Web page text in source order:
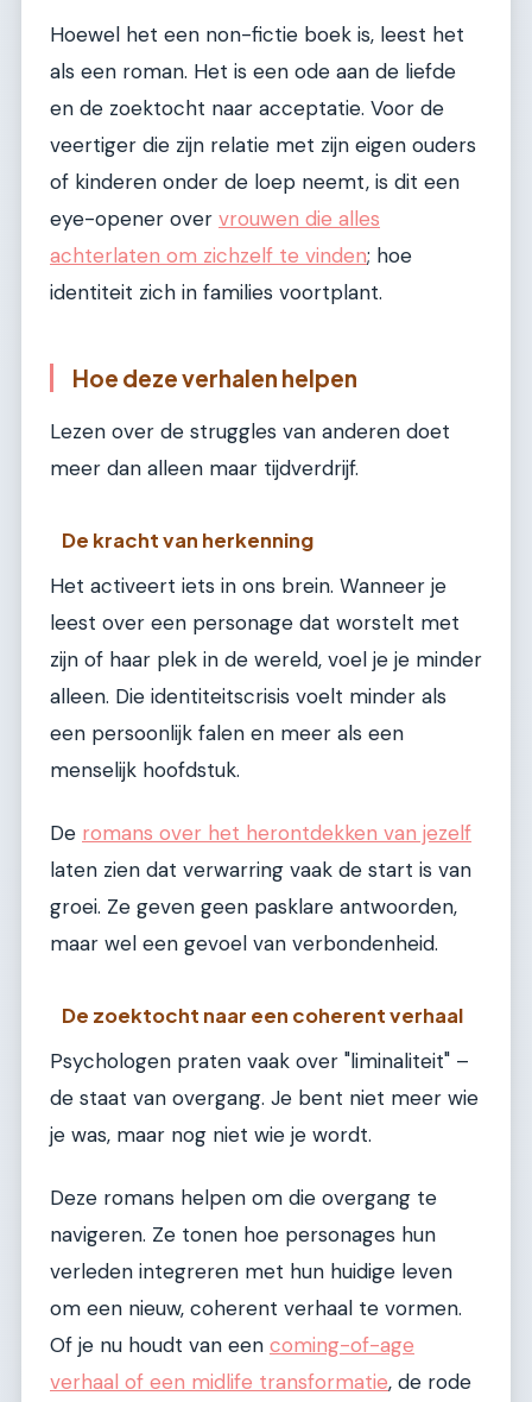
Hoewel het een non-fictie boek is, leest het
als een roman. Het is een ode aan de liefde
en de zoektocht naar acceptatie. Voor de
veertiger die zijn relatie met zijn eigen ouders
of kinderen onder de loep neemt, is dit een
eye-opener over vrouwen die alles
achterlaten om zichzelf te vinden; hoe
identiteit zich in families voortplant.
Hoe deze verhalen helpen
Lezen over de struggles van anderen doet
meer dan alleen maar tijdverdrijf.
De kracht van herkenning
Het activeert iets in ons brein. Wanneer je
leest over een personage dat worstelt met
zijn of haar plek in de wereld, voel je je minder
alleen. Die identiteitscrisis voelt minder als
een persoonlijk falen en meer als een
menselijk hoofdstuk.
De romans over het herontdekken van jezelf
laten zien dat verwarring vaak de start is van
groei. Ze geven geen pasklare antwoorden,
maar wel een gevoel van verbondenheid.
De zoektocht naar een coherent verhaal
Psychologen praten vaak over "liminaliteit" –
de staat van overgang. Je bent niet meer wie
je was, maar nog niet wie je wordt.
Deze romans helpen om die overgang te
navigeren. Ze tonen hoe personages hun
verleden integreren met hun huidige leven
om een nieuw, coherent verhaal te vormen.
Of je nu houdt van een coming-of-age
verhaal of een midlife transformatie, de rode